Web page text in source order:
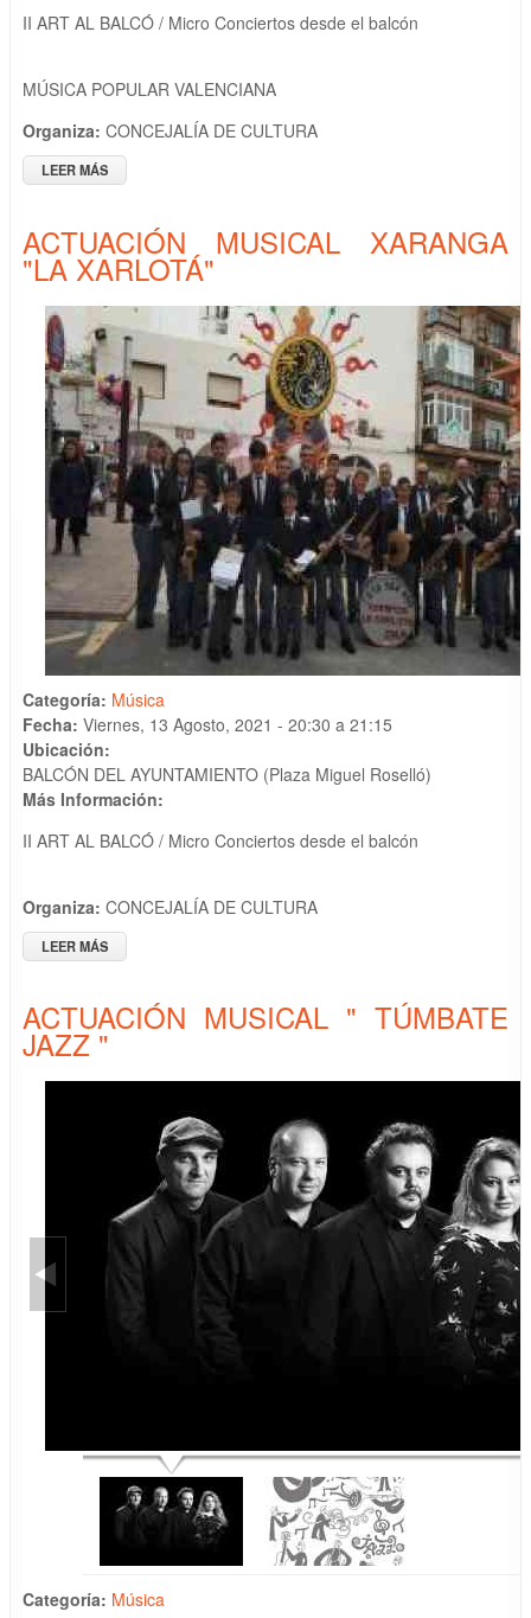
II ART AL BALCÓ / Micro Conciertos desde el balcón
MÚSICA POPULAR VALENCIANA
Organiza: CONCEJALÍA DE CULTURA
LEER MÁS
ACTUACIÓN MUSICAL XARANGA
"LA XARLOTÁ"
Categoría: Música
Fecha: Viernes, 13 Agosto, 2021 - 20:30 a 21:15
Ubicación:
BALCÓN DEL AYUNTAMIENTO (Plaza Miguel Roselló)
Más Información:
II ART AL BALCÓ / Micro Conciertos desde el balcón
Organiza: CONCEJALÍA DE CULTURA
LEER MÁS
ACTUACIÓN MUSICAL " TÚMBATE
JAZZ "
Categoría: Música